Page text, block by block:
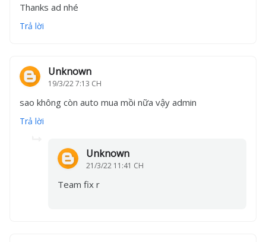
Thanks ad nhé
Trả lời
Unknown
19/3/22 7:13 CH
sao không còn auto mua mồi nữa vậy admin
Trả lời
Unknown
21/3/22 11:41 CH
Team fix r